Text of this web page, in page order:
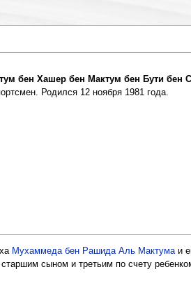
бен Хашер бен Мактум бен Бути бен
Родился 12 ноября 1981 года.
Мухаммеда бен Рашида Аль Мактумаи
сыном и третьим по счету